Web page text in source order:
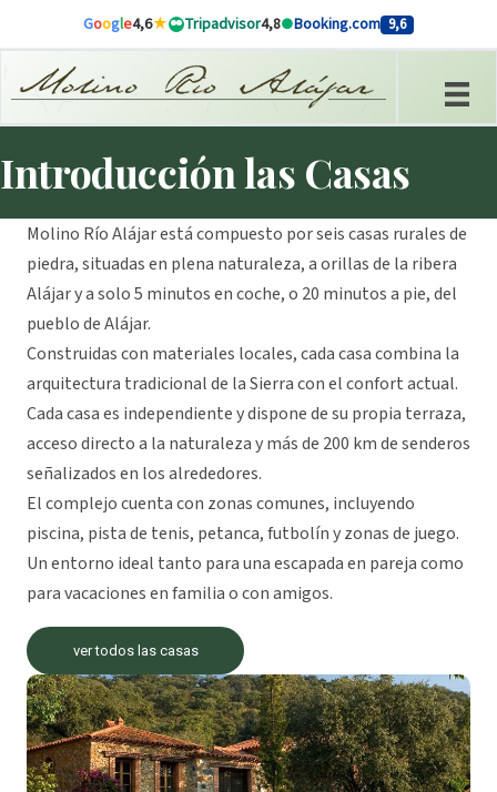
Ir al contenido
Google4,6 Tripadvisor4,8 Booking.com 9,6
Introducción las Casas
Molino Río Alájar está compuesto por seis casas rurales de
piedra, situadas en plena naturaleza, a orillas de la ribera
Alájar y a solo 5 minutos en coche, o 20 minutos a pie, del
pueblo de Alájar.
Construidas con materiales locales, cada casa combina la
arquitectura tradicional de la Sierra con el confort actual.
Cada casa es independiente y dispone de su propia terraza,
acceso directo a la naturaleza y más de 200 km de senderos
señalizados en los alrededores.
El complejo cuenta con zonas comunes, incluyendo
piscina, pista de tenis, petanca, futbolín y zonas de juego.
Un entorno ideal tanto para una escapada en pareja como
para vacaciones en familia o con amigos.
ver todos las casas